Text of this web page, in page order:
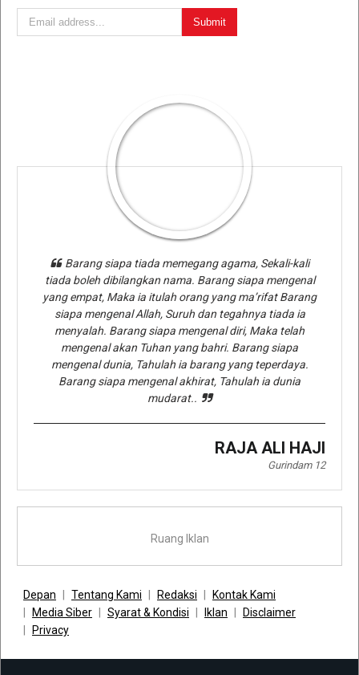
Barang siapa tiada memegang agama, Sekali-kali
tiada boleh dibilangkan nama. Barang siapa mengenal
yang empat, Maka ia itulah orang yang ma’rifat Barang
siapa mengenal Allah, Suruh dan tegahnya tiada ia
menyalah. Barang siapa mengenal diri, Maka telah
mengenal akan Tuhan yang bahri. Barang siapa
mengenal dunia, Tahulah ia barang yang teperdaya.
Barang siapa mengenal akhirat, Tahulah ia dunia
mudarat..
RAJA ALI HAJI
Gurindam 12
Ruang Iklan
Depan Tentang Kami Redaksi
Kontak Kami
Media Siber
Syarat & Kondisi Iklan
Disclaimer
Privacy